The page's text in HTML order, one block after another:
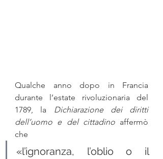
Qualche anno dopo in Francia
durante l’estate rivoluzionaria del
1789, la Dichiarazione dei diritti
dell’uomo e del cittadino affermò
che
«l’ignoranza, l’oblio o il